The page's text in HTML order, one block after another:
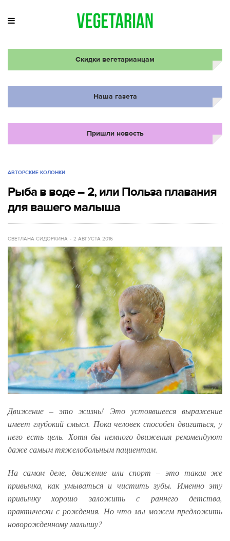
Скидки вегетарианцам
Наша газета
Пришли новость
АВТОРСКИЕ КОЛОНКИ
Рыба в воде – 2, или Польза плавания
для вашего малыша
СВЕТЛАНА СИДОРКИНА 2 АВГУСТА 2016
Движение – это жизнь! Это устоявшееся выражение
имеет глубокий смысл. Пока человек способен двигаться, у
него есть цель. Хотя бы немного движения рекомендуют
даже самым тяжелобольным пациентам.
На самом деле, движение или спорт – это такая же
привычка, как умываться и чистить зубы. Именно эту
привычку хорошо заложить с раннего детства,
практически с рождения. Но что мы можем предложить
новорожденному малышу?